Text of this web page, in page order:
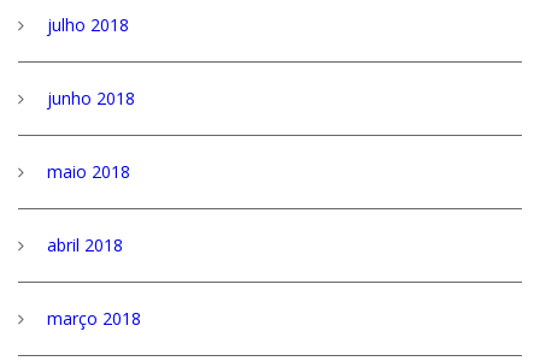
julho 2018
junho 2018
maio 2018
abril 2018
março 2018